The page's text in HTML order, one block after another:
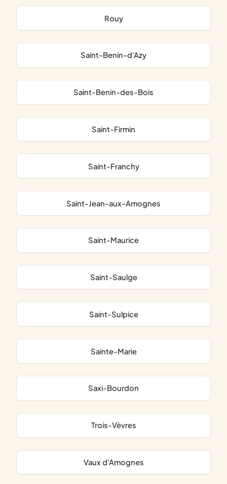
Rouy
Saint-Benin-d'Azy
Saint-Benin-des-Bois
Saint-Firmin
Saint-Franchy
Saint-Jean-aux-Amognes
Saint-Maurice
Saint-Saulge
Saint-Sulpice
Sainte-Marie
Saxi-Bourdon
Trois-Vèvres
Vaux d'Amognes